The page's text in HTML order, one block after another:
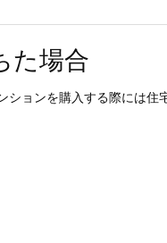
た場合
ョンを購入する際には